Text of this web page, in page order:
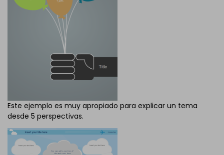
Este ejemplo es muy apropiado para explicar un tema
desde 5 perspectivas.